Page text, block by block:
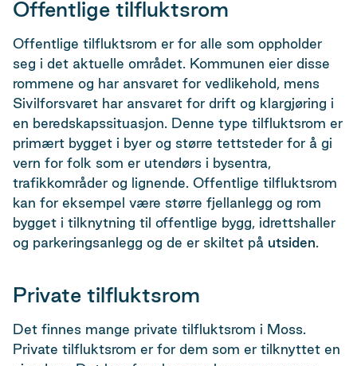
Offentlige tilfluktsrom
Offentlige tilfluktsrom er for alle som oppholder
seg i det aktuelle området. Kommunen eier disse
rommene og har ansvaret for vedlikehold, mens
Sivilforsvaret har ansvaret for drift og klargjøring i
en beredskapssituasjon. Denne type tilfluktsrom er
primært bygget i byer og større tettsteder for å gi
vern for folk som er utendørs i bysentra,
trafikkområder og lignende. Offentlige tilfluktsrom
kan for eksempel være større fjellanlegg og rom
bygget i tilknytning til offentlige bygg, idrettshaller
og parkeringsanlegg og de er skiltet på utsiden.
Private tilfluktsrom
Det finnes mange private tilfluktsrom i Moss.
Private tilfluktsrom er for dem som er tilknyttet en